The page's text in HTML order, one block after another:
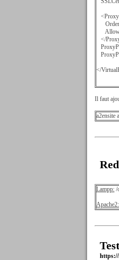
Order
Allow
</
</
Il faut
a2ensite
Lampp: /
Apache2: